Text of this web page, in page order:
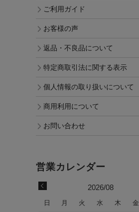
ご利用ガイド
お客様の声
返品・不良品について
特定商取引法に関する表示
個人情報の取り扱いについて
商用利用について
お問い合わせ
2026/08
日 月 火 水 木 金